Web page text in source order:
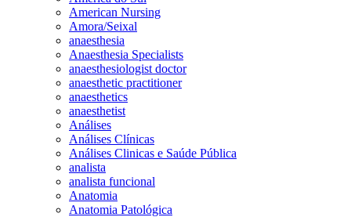
American Nursing
Amora/Seixal
anaesthesia
Anaesthesia Specialists
anaesthesiologist doctor
anaesthetic practitioner
anaesthetics
anaesthetist
Análises
Análises Clínicas
Análises Clinicas e Saúde Pública
analista
analista funcional
Anatomia
Anatomia Patológica